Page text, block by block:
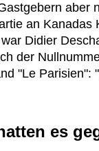
aber
an
Didier
der
"Le Parisien":
es